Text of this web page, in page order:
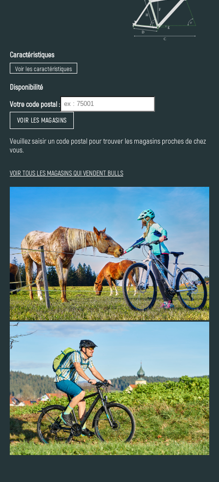
Caractéristiques
Voir les caractéristiques
Disponibilité
Votre code postal :
VOIR LES MAGASINS
Veuillez saisir un code postal pour trouver les magasins proches de chez
vous.
VOIR TOUS LES MAGASINS QUI VENDENT BULLS